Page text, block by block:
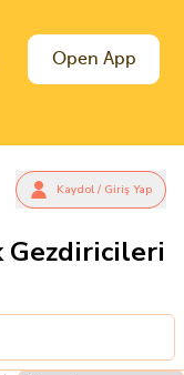
Open App
Kaydol / Giriş Yap
Gezdiricileri